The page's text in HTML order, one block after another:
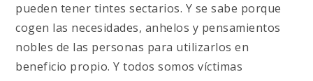
pueden tener tintes sectarios. Y se sabe porque
cogen las necesidades, anhelos y pensamientos
nobles de las personas para utilizarlos en
beneficio propio. Y todos somos víctimas